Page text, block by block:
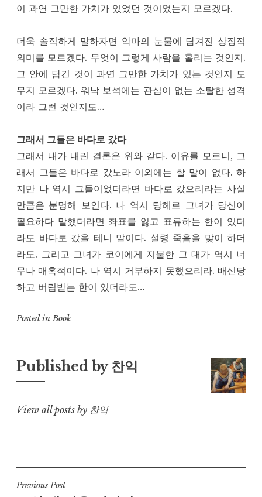
이 과연 그만한 가치가 있었던 것이었는지 모르겠다.
더욱 솔직하게 말하자면 악마의 눈물에 담겨진 상징적
의미를 모르겠다. 무엇이 그렇게 사람을 홀리는 것인지.
그 안에 담긴 것이 과연 그만한 가치가 있는 것인지 도
무지 모르겠다. 워낙 보석에는 관심이 없는 소탈한 성격
이라 그런 것인지도…
그래서 그들은 바다로 갔다
그래서 내가 내린 결론은 위와 같다. 이유를 모르니, 그
래서 그들은 바다로 갔노라 이외에는 할 말이 없다. 하
지만 나 역시 그들이었더라면 바다로 갔으리라는 사실
만큼은 분명해 보인다. 나 역시 탕헤르 그녀가 당신이
필요하다 말했더라면 좌표를 잃고 표류하는 한이 있더
라도 바다로 갔을 테니 말이다. 설령 죽음을 맞이 하더
라도. 그리고 그녀가 코이에게 지불한 그 대가 역시 너
무나 매혹적이다. 나 역시 거부하지 못했으리라. 배신당
하고 버림받는 한이 있더라도…
Posted inBook
Published by찬익
View all posts by 찬익
Post
Previous Post